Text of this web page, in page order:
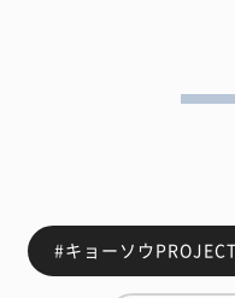
#キョーソウPROJECT